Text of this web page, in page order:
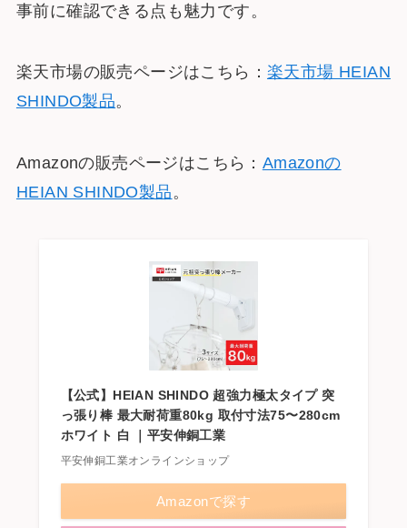
事前に確認できる点も魅力です。
楽天市場の販売ページはこちら： 楽天市場 HEIAN
SHINDO製品​。
Amazonの販売ページはこちら： Amazonの
HEIAN SHINDO製品​。
【公式】HEIAN SHINDO 超強力極太タイプ 突
っ張り棒 最大耐荷重80kg 取付寸法75〜280cm
ホワイト 白 ｜平安伸銅工業
平安伸銅工業オンラインショップ
Amazonで探す